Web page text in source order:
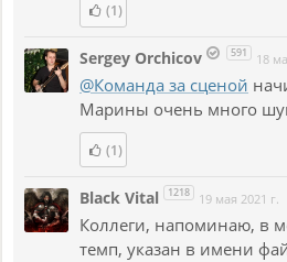
(1)
Sergey Orchicov 591 18
@Команда за сценой
Марины очень много
(1)
Black Vital 1218 19 мая 2021 г.
Коллеги, напоминаю, в
темп, указан в имени